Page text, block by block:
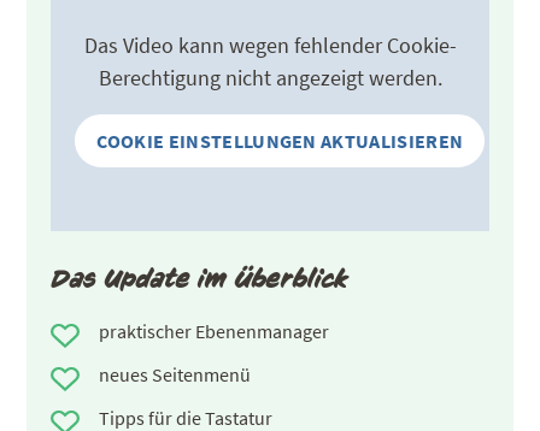
Das Video kann wegen fehlender Cookie-
Berechtigung nicht angezeigt werden.
COOKIE EINSTELLUNGEN AKTUALISIEREN
Das Update im Überblick
praktischer Ebenenmanager
neues Seitenmenü
Tipps für die Tastatur